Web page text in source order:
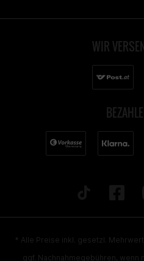
WIR
* Alle Preise inkl. gesetzl.
ggf. Nachnahmegebühren,